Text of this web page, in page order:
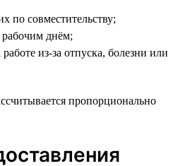
по совместительству;
днём;
работе из-за отпуска, болезни или
пропорционально